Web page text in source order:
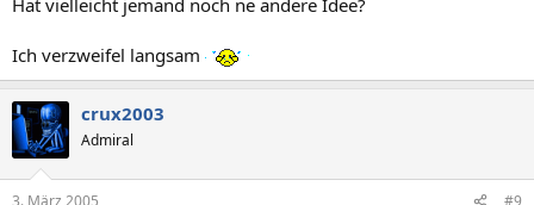
Ich verzweifel langsam
crux2003
Admiral
3. März 2005 #9